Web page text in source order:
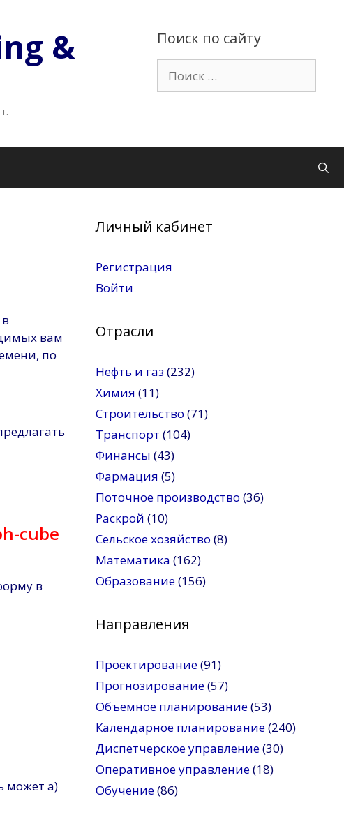
Поиск по сайту
&
вам
по
cube
в
может а)
Личный кабинет
Регистрация
Войти
Отрасли
Нефть и газ (232)
Химия (11)
Строительство (71)
Транспорт (104)
Финансы (43)
Фармация (5)
Поточное производство (36)
Раскрой (10)
Сельское хозяйство (8)
Математика (162)
Образование(156)
Направления
Проектирование(91)
Прогнозирование(57)
Объемное планирование(53)
Календарное планирование(240)
Диспетчерское управление(30)
Оперативное управление(18)
Обучение(86)